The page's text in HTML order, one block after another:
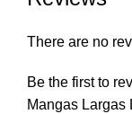
There are no
Be the first to
Mangas Largas